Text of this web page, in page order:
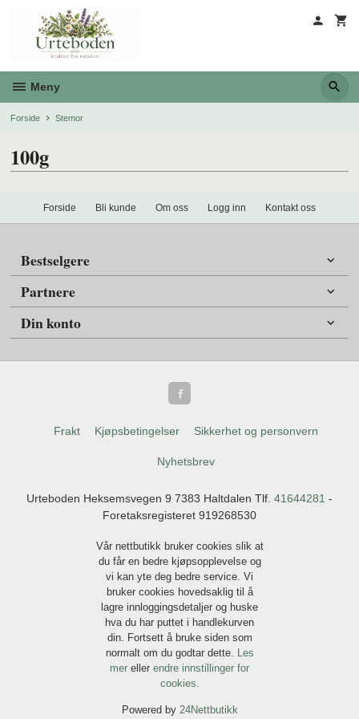
innholdet
Meny
Forside Stemor
100g
Forside Bli kunde Om oss Logg inn Kontakt oss
Bestselgere
Partnere
Din konto
Frakt Kjøpsbetingelser Sikkerhet og personvern
Nyhetsbrev
Urteboden Heksemsvegen 9 7383 Haltdalen Tlf. 41644281 -
Foretaksregisteret 919268530
Vår nettbutikk bruker cookies slik at
du får en bedre kjøpsopplevelse og
vi kan yte deg bedre service. Vi
bruker cookies hovedsaklig til å
lagre innloggingsdetaljer og huske
hva du har puttet i handlekurven
din. Fortsett å bruke siden som
normalt om du godtar dette.
Les
mer eller endre innstillinger for
cookies.
Powered by 24Nettbutikk